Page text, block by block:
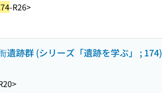
-R26>
遺跡群 (シリーズ「遺跡を学ぶ」 ; 174)